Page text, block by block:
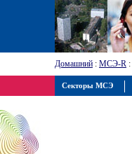
Домашний : МСЭ-R :
Секторы МСЭ